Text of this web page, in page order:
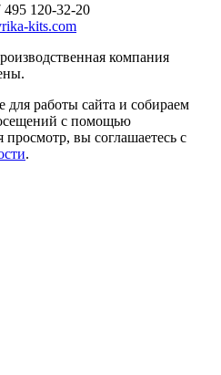
495 120-32-20
kits.com
компания
работы сайта и собираем
с помощью
вы соглашаетесь с
.